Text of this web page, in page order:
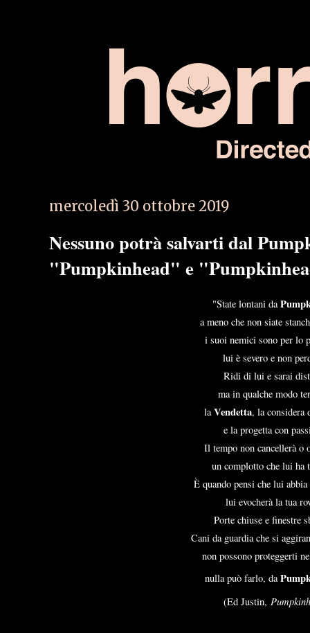
mercoledì 30 ottobre 2019
Nessuno potrà salvarti dal
"Pumpkinhead" e
"State lontani da
a meno che non siate
i suoi nemici sono per lo
lui è severo e non
Ridi di lui e sarai
ma in qualche modo
laVendetta, la considera
e la progetta con
Il tempo non cancellerà o
un complotto che lui ha
È quando pensi che lui
lui evocherà la tua
Porte chiuse e finestre
Cani da guardia che si
non possono proteggerti
nulla può farlo, da
(Ed Justin,